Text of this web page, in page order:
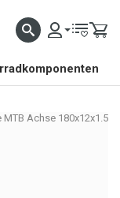
MTB Achse 180x12x1.5